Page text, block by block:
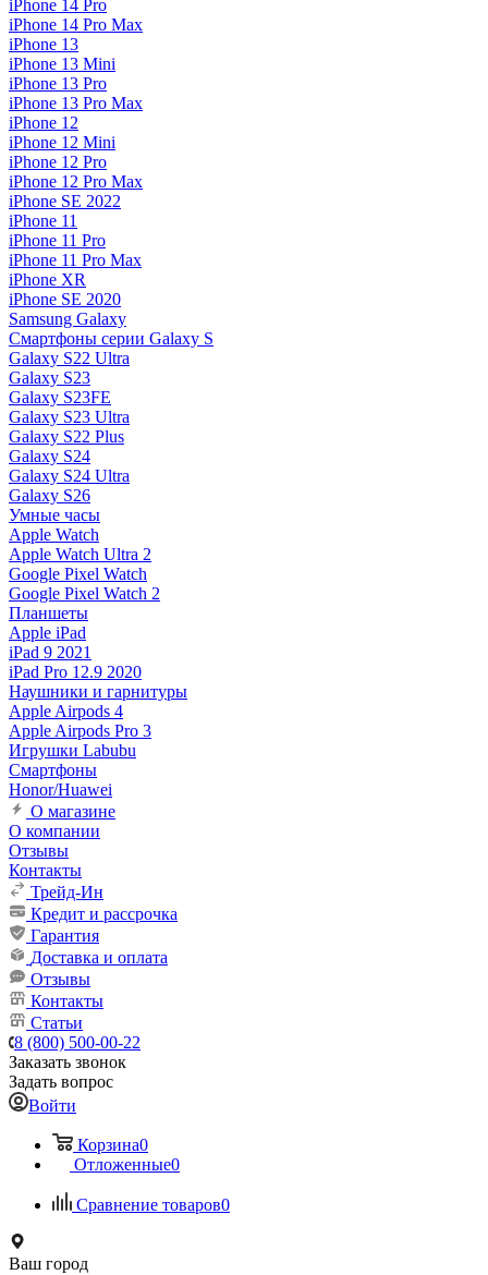
iPhone 14 Pro
iPhone 14 Pro Max
iPhone 13
iPhone 13 Mini
iPhone 13 Pro
iPhone 13 Pro Max
iPhone 12
iPhone 12 Mini
iPhone 12 Pro
iPhone 12 Pro Max
iPhone SE 2022
iPhone 11
iPhone 11 Pro
iPhone 11 Pro Max
iPhone XR
iPhone SE 2020
Samsung Galaxy
Смартфоны серии Galaxy S
Galaxy S22 Ultra
Galaxy S23
Galaxy S23FE
Galaxy S23 Ultra
Galaxy S22 Plus
Galaxy S24
Galaxy S24 Ultra
Galaxy S26
Умные часы
Apple Watch
Apple Watch Ultra 2
Google Pixel Watch
Google Pixel Watch 2
Планшеты
Apple iPad
iPad 9 2021
iPad Pro 12.9 2020
Наушники и гарнитуры
Apple Airpods 4
Apple Airpods Pro 3
Игрушки Labubu
Смартфоны
Honor/Huawei
О магазине
О компании
Отзывы
Контакты
Трейд-Ин
Кредит и рассрочка
Гарантия
Доставка и оплата
Отзывы
Контакты
Статьи
8 (800) 500-00-22
Заказать звонок
Задать вопрос
Войти
Корзина0
Отложенные0
Сравнение товаров0
Ваш город